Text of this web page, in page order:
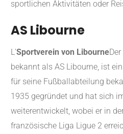
sportlichen Aktivitäten oder
AS Libourne
L'Sportverein von Libourne
bekannt als AS Libourne, ist
für seine Fußballabteilung
1935 gegründet und hat sich
weiterentwickelt, wobei er in
französische Liga Ligue 2